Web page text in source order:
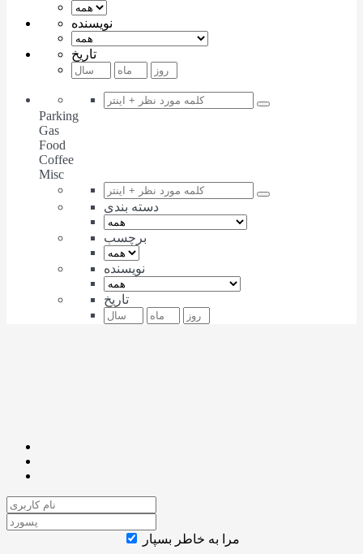
نویسنده
تاریخ
Parking
Gas
Food
Coffee
Misc
دسته بندی
برچسب
نویسنده
تاریخ
مرا به خاطر بسپار